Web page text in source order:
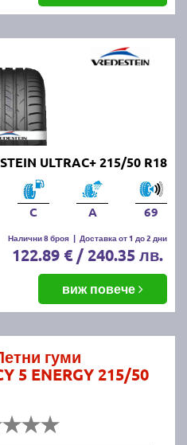
ULTRAC+ 215/50 R18
C A 69
Налични 8 броя | Доставка от 1 до 2 дни
122.89 € / 240.35 лв.
виж повече
гуми
5 ENERGY 215/50